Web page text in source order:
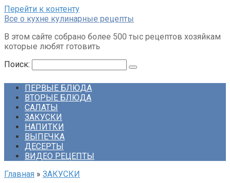
Перейти к контенту
Все о кухне кулинарные рецепты
В этом сайте собрано более 500 тыс рецептов хозяйкам
которые любят готовить
Поиск:
ПЕРВЫЕ БЛЮДА
ВТОРЫЕ БЛЮДА
САЛАТЫ
ЗАКУСКИ
НАПИТКИ
ВЫПЕЧКА
ДЕСЕРТЫ
ВИДЕО РЕЦЕПТЫ
Главная » ЗАКУСКИ